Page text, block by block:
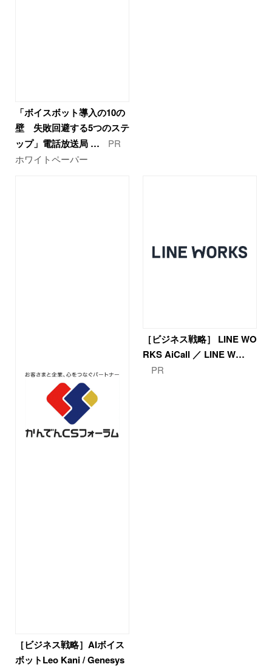
「ボイスボット導入の10の
壁 失敗回避する5つのステ
ップ」電話放送局 …
PR
ホワイトペーパー
［ビジネス戦略］AIボイス
ボットLeo Kani / Genesys
［ビジネス戦略］ LINE WO
RKS AiCall ／ LINE W…
PR